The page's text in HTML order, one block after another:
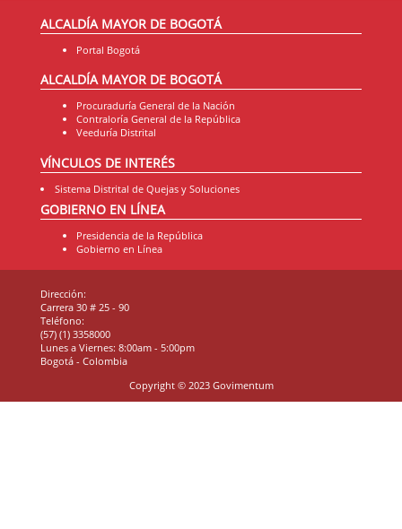
ALCALDÍA MAYOR DE BOGOTÁ
Portal Bogotá
ALCALDÍA MAYOR DE BOGOTÁ
Procuraduría General de la Nación
Contraloría General de la República
Veeduría Distrital
VÍNCULOS DE INTERÉS
Sistema Distrital de Quejas y Soluciones
GOBIERNO EN LÍNEA
Presidencia de la República
Gobierno en Línea
Dirección:
Carrera 30 # 25 - 90
Teléfono:
(57) (1) 3358000
Lunes a Viernes: 8:00am - 5:00pm
Bogotá - Colombia
Copyright © 2023 Govimentum